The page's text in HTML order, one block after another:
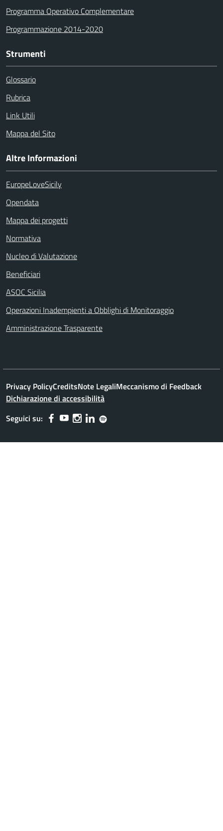
Programma Operativo Complementare
Programmazione 2014-2020
Strumenti
Glossario
Rubrica
Link Utili
Mappa del Sito
Altre Informazioni
EuropeLoveSicily
Opendata
Mappa dei progetti
Normativa
Nucleo di Valutazione
Beneficiari
ASOC Sicilia
Operazioni Inadempienti a Obblighi di Monitoraggio
Amministrazione Trasparente
Privacy PolicyCreditsNote LegaliMeccanismo di Feedback
Dichiarazione di accessibilità
Seguici su: